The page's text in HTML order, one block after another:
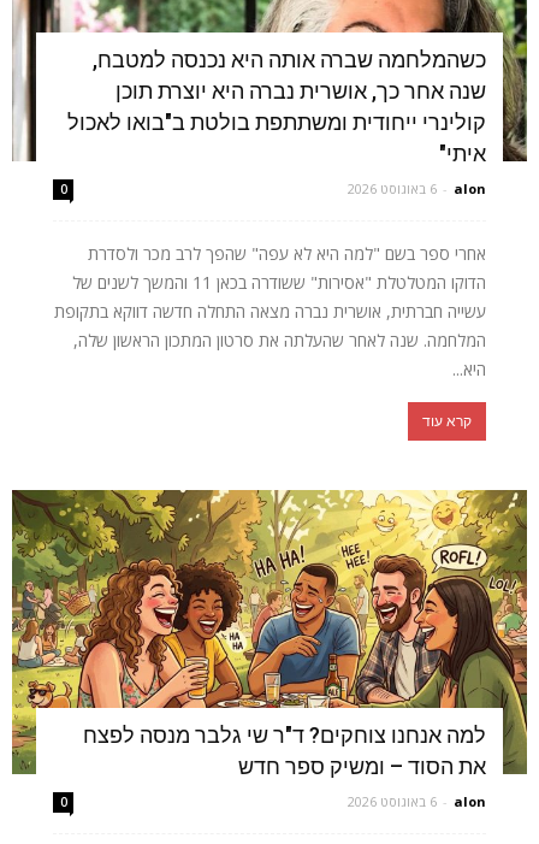
כשהמלחמה שברה אותה היא נכנסה למטבח,
שנה אחר כך, אושרית נברה היא יוצרת תוכן
קולינרי ייחודית ומשתתפת בולטת ב"בואו לאכול
איתי"
alon
- 6 באוגוסט 2026 0
אחרי ספר בשם "למה היא לא עפה" שהפך לרב מכר ולסדרת
הדוקו המטלטלת "אסירות" ששודרה בכאן 11 והמשך לשנים של
עשייה חברתית, אושרית נברה מצאה התחלה חדשה דווקא בתקופת
המלחמה. שנה לאחר שהעלתה את סרטון המתכון הראשון שלה,
היא...
קרא עוד
למה אנחנו צוחקים? ד"ר שי גלבר מנסה לפצח
את הסוד – ומשיק ספר חדש
alon
- 6 באוגוסט 2026 0